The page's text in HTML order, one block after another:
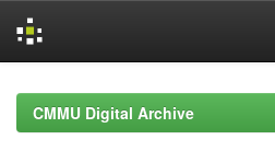
navigationCMMU Digital Archive